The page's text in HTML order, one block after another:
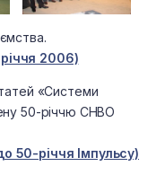
2006)
«Системи
50-річчю СНВО
50-річчя Імпульсу)